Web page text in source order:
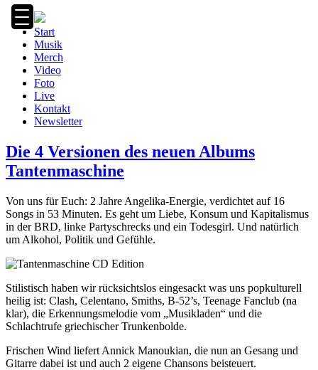
Zum
Inhalt
springen
Start
Musik
Merch
Video
Foto
Live
Kontakt
Newsletter
Die 4 Versionen des neuen Albums
Tantenmaschine
Von uns für Euch: 2 Jahre Angelika-Energie, verdichtet auf 16
Songs in 53 Minuten. Es geht um Liebe, Konsum und Kapitalismus
in der BRD, linke Partyschrecks und ein Todesgirl. Und natürlich
um Alkohol, Politik und Gefühle.
Stilistisch haben wir rücksichtslos eingesackt was uns popkulturell
heilig ist: Clash, Celentano, Smiths, B-52’s, Teenage Fanclub (na
klar), die Erkennungsmelodie vom „Musikladen“ und die
Schlachtrufe griechischer Trunkenbolde.
Frischen Wind liefert Annick Manoukian, die nun an Gesang und
Gitarre dabei ist und auch 2 eigene Chansons beisteuert.